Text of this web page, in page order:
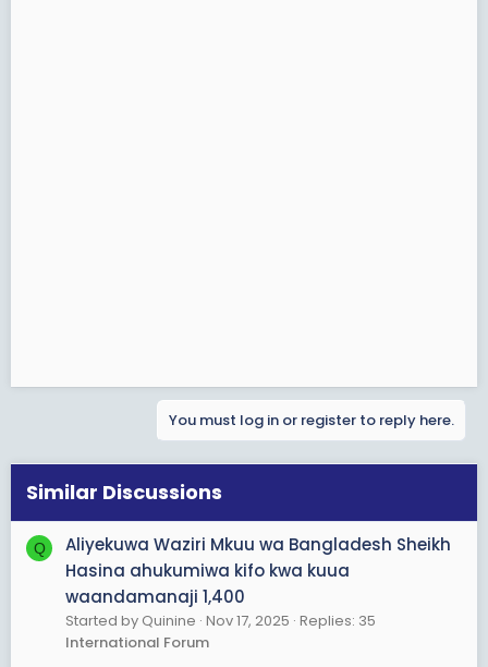
You must log in or register to reply here.
Similar Discussions
Q
Aliyekuwa Waziri Mkuu wa Bangladesh Sheikh
Hasina ahukumiwa kifo kwa kuua
waandamanaji 1,400
Started by Quinine Nov 17, 2025 Replies: 35
International Forum